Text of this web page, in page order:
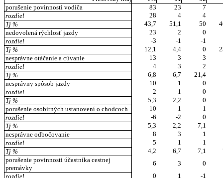
porušenie povinnosti vodiča
83 23
7
rozdiel
28 4
4
Tj %
43,7 51,1 50
nedovolená rýchlosť jazdy
23 2
0
rozdiel
-3 -1
-1
Tj %
12,1 4,4 0
nesprávne otáčanie a cúvanie
13 3
3
rozdiel
4 3
2
Tj %
6,8 6,7
21,4
nesprávny spôsob jazdy
10 1
0
rozdiel
2 -1
0
Tj %
5,3 2,2
0
porušenie osobitných ustanovení o chodcoch
10 1
1
rozdiel
-6 -2
0
Tj %
5,3 2,2
7,1
nesprávne odbočovanie
8 3
1
rozdiel
5 1
1
Tj %
4,2 6,7 7,1
porušenie povinnosti účastníka cestnej
premávky
6 3
0
rozdiel
0 1
-1